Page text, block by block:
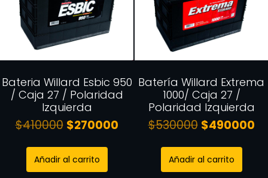
Bateria Willard Esbic 950
/ Caja 27 / Polaridad
Izquierda
$410000 $270000
Añadir al carrito
Batería Willard Extrema
1000/ Caja 27 /
Polaridad Izquierda
$530000 $490000
Añadir al carrito